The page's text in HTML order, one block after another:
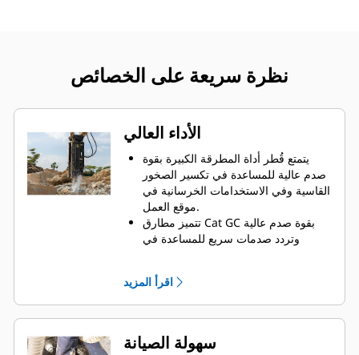
نظرة سريعة على الخصائص
الأداء العالي
يتمتع قُطر أداة المطرقة الكبيرة بقوة
صدم عالية للمساعدة في تكسير الصخور
القاسية وفي الاستخدامات الخرسانية في
موقع العمل.
تتميز مطارق Cat GC بقوة صدم عالية
وتردد صدمات سريع للمساعدة في
تم اختبار مطارق Cat GC بالكامل وتم
التحقق من كفاءتهما مع الماكينات
الملائمة للتأكد من أنها تُحقق أفضل أداء
اقرأ المزيد
سهولة الصيانة